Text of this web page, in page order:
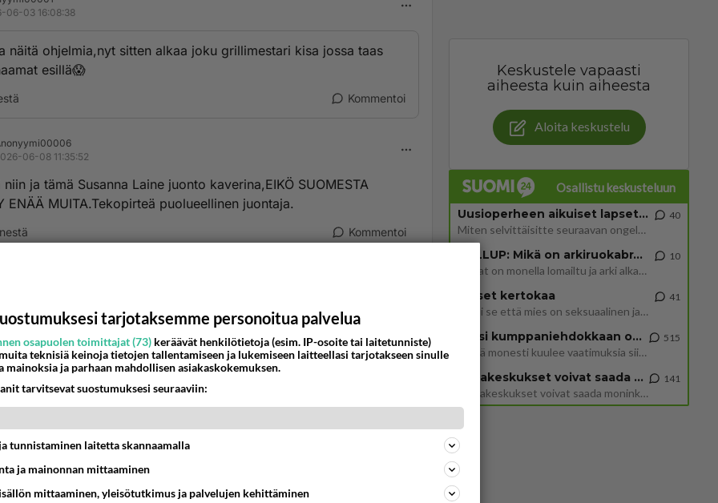
06-03 16:08:38
näitä ohjelmia,nyt sitten alkaa joku grillimestari kisa jossa taas
esillä😱
Kommentoi
06-08 11:35:52
niin ja tämä Susanna Laine juonto kaverina,EIKÖ SUOMESTA
ENÄÄ MUITA.Tekopirteä puolueellinen juontaja.
Kommentoi
kertaa yllätys että femakot haluaa väkisin naisen
kun helpottavat voimatehtävässä naista puolella, vaikkei
ollut edes kokemusta naulaamisesta eikä koskaan tehnyt fyysistä
kuin nainen.
tasa-arvoinen kilpailu niin femakoille järjestettävä omat kisat!
Keskustele vapaasti
aiheesta kuin aiheesta
Aloita keskustelu
Osallistu keskusteluun
Uusioperheen aikuiset lapset tyhjentää jääkaapin käydessään
Miten selvittäisitte seuraavan ongelman, meillä on uusioperhe, minulla teini-ikäiset lapset ja puolisolla aikuiset, jotk
40
GALLUP: Mikä on arkiruokabravuurisi?
Lomat on monella lomailtu ja arki alkaa. Se voi tarkoittaa myös sitä, että grillailut on grillattu ja palataan arjen ruo
10
Naiset kertokaa
Miksi se että mies on seksuaalinen ja haluaa seksiä ja te olette hänen mielestänne haluttava on vastenmielistä? Mikä sii
41
Miksi kumppaniehdokkaan oma elämä on teille ongelma?
Täällä monesti kuulee vaatimuksia siitä, että kumppaniehdokkaalla ei saisi olla lemmikkejä, lapsia, kavereita, eksiä, su
515
Datakeskukset voivat saada moninkertaisesti enemmän palautuksia kuin mitä ne maksavat veroja
”Datakeskukset voivat saada moninkertaisesti enemmän palautuksia kuin mitä ne maksavat veroja”, sanoo professori Jussi K
141
tarjotaksemme personoitua palvelua
osapuolen toimittajat (73) keräävät henkilötietoja (esim. IP-osoite tai laitetunniste)
teknisiä keinoja tietojen tallentamiseen ja lukemiseen laitteellasi tarjotakseen sinulle
ja parhaan mahdollisen asiakaskokemuksen.
tarvitsevat suostumuksesi seuraaviin:
tunnistaminen laitetta skannaamalla
ja mainonnan mittaaminen
mittaaminen, yleisötutkimus ja palvelujen kehittäminen